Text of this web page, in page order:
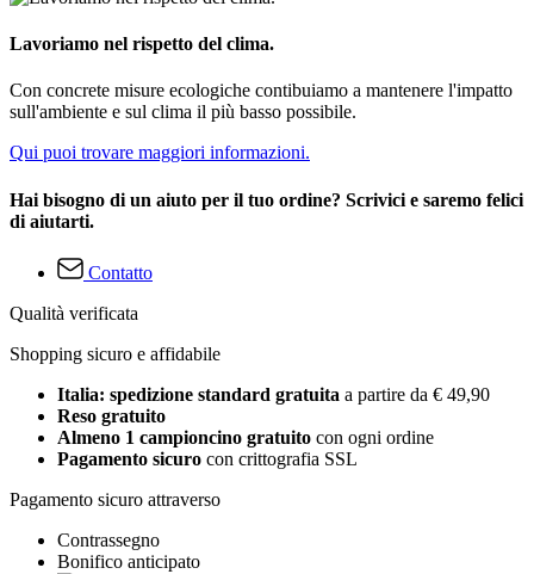
Lavoriamo nel rispetto del clima.
Con concrete misure ecologiche contibuiamo a mantenere l'impatto
sull'ambiente e sul clima il più basso possibile.
Qui puoi trovare maggiori informazioni.
Hai bisogno di un aiuto per il tuo ordine? Scrivici e saremo felici
di aiutarti.
Contatto
Qualità verificata
Shopping sicuro e affidabile
Italia: spedizione standard gratuita a partire da € 49,90
Reso gratuito
Almeno 1 campioncino gratuito con ogni ordine
Pagamento sicuro con crittografia SSL
Pagamento sicuro attraverso
Contrassegno
Bonifico anticipato